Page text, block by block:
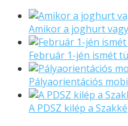
Amikor a joghurt
Február 1-jén ismét
Pályaorientációs
A PDSZ kilép a